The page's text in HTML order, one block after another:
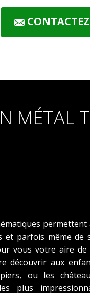
​MÉTAL
permettent
et parfois même de
vous votre aire
découvrir aux
ou les
plus